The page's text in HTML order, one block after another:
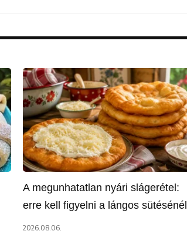
A megunhatatlan nyári slágerétel:
erre kell figyelni a lángos sütésénél
2026.08.06.